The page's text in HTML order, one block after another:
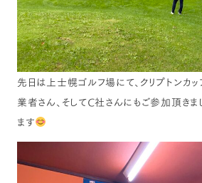
先日は上士幌ゴルフ場にて、クリプトンカ
業者さん、そしてC社さんにもご参加頂きま
ます